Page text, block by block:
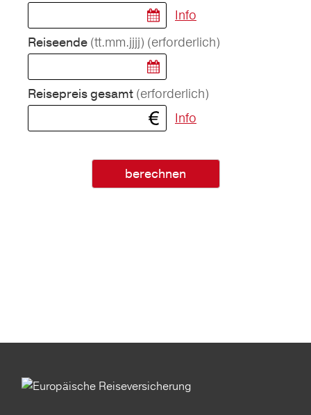
Info
Reiseende (tt.mm.jjjj) (erforderlich)
Reisepreis gesamt (erforderlich)
Info
berechnen